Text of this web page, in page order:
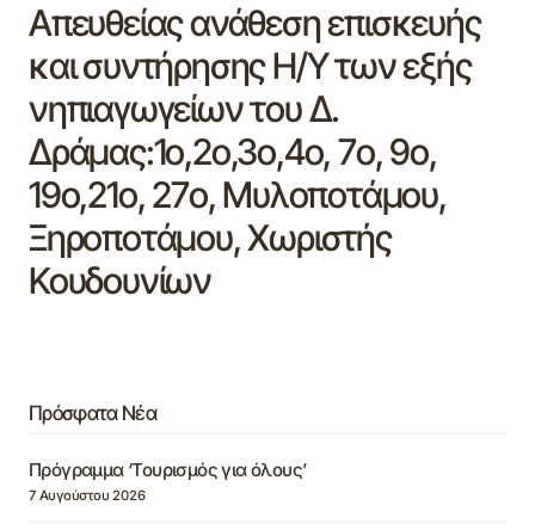
Απευθείας ανάθεση επισκευής
και συντήρησης Η/Υ των εξής
νηπιαγωγείων του Δ.
Δράμας:1ο,2ο,3ο,4ο, 7ο, 9o,
19ο,21ο, 27ο, Μυλοποτάμου,
Ξηροποτάμου, Χωριστής
Κουδουνίων
Πρόσφατα Νέα
Πρόγραμμα ‘Τουρισμός για όλους’
7 Αυγούστου 2026